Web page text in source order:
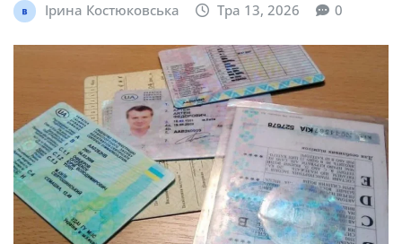
Ірина Костюковська Тра 13, 2026 0